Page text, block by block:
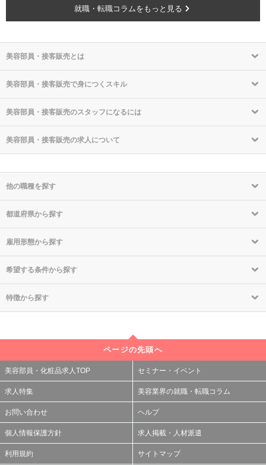
就職・転職コラムをもっと見る
美容部員・接客販売とは
美容部員・接客販売で身につくスキル
美容部員・接客販売のスタッフになるには
美容部員・接客販売の求人について
他の職種を探す
都道府県から探す
雇用形態から探す
希望する条件から探す
特徴から探す
ページの先頭へ
美容部員・化粧品求人TOP セミナー・イベント
求人特集 美容業界の就職・転職コラム
お問い合わせ ヘルプ
個人情報保護方針 求人掲載・人材派遣
利用規約 サイトマップ